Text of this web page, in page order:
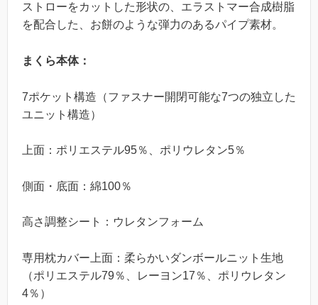
ストローをカットした形状の、エラストマー合成樹脂
を配合した、お餅のような弾力のあるパイプ素材。
まくら本体：
7ポケット構造（ファスナー開閉可能な7つの独立した
ユニット構造）
上面：ポリエステル95％、ポリウレタン5％
側面・底面：綿100％
高さ調整シート：ウレタンフォーム
専用枕カバー上面：柔らかいダンボールニット生地
（ポリエステル79％、レーヨン17％、ポリウレタン
4％）